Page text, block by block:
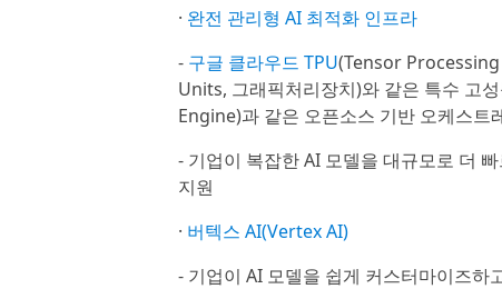
· 완전 관리형 AI 최적화 인프라
- 구글 클라우드 TPU(Tensor
Units, 그래픽처리장치)와 같은 특수 고
Engine)과 같은 오픈소스 기반 오케스트
- 기업이 복잡한 AI 모델을 대규모로 더
지원
· 버텍스 AI(Vertex AI)
- 기업이 AI 모델을 쉽게 커스터마이즈하